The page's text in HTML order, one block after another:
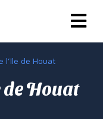
l’île de Houat
de Houat